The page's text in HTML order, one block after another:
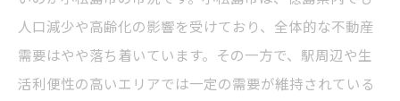
人口減少や高齢化の影響を受けており、全体的な不動産
需要はやや落ち着いています。その一方で、駅周辺や生
活利便性の高いエリアでは一定の需要が維持されている